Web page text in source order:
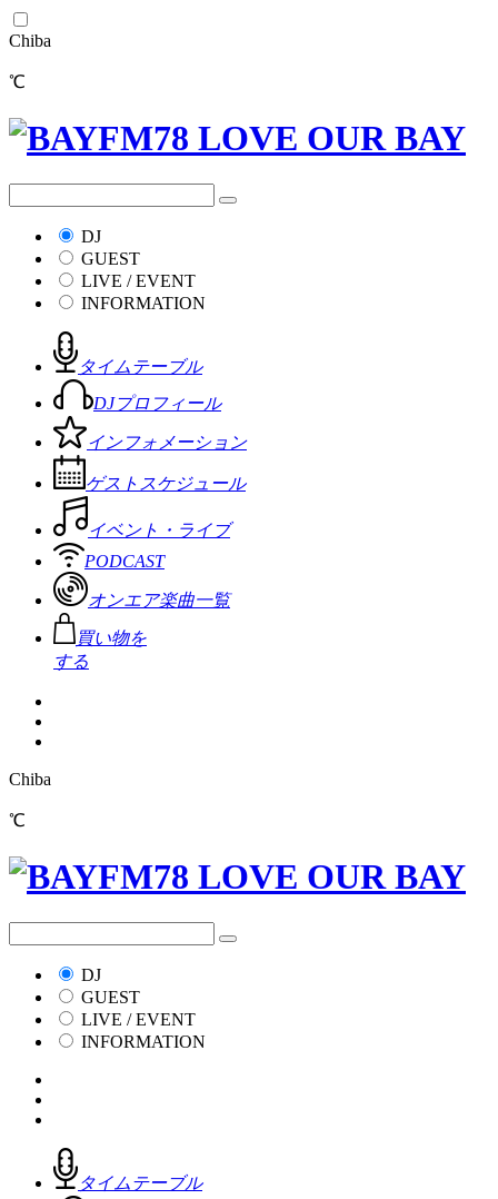
Chiba
℃
DJ
GUEST
LIVE / EVENT
INFORMATION
タイムテーブル
DJプロフィール
インフォメーション
ゲストスケジュール
イベント・ライブ
PODCAST
オンエア楽曲一覧
買い物を
する
Chiba
℃
DJ
GUEST
LIVE / EVENT
INFORMATION
タイムテーブル